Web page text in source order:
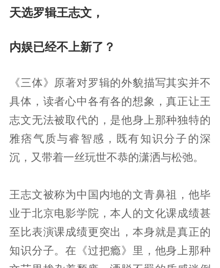
天选罗辑王志文，
内娱已经不上新了？
《三体》原著对罗辑的外貌描写其实并不
具体，读者心中各有各的想象，真正让王
志文无法被取代的，是他身上那种独特的
雅痞气质与睿智感，既有知识分子的深
沉，又带着一丝玩世不恭的潇洒与松弛。
王志文被称为中国内地的文青鼻祖，他毕
业于北京电影学院，本人的文化课成绩甚
至比表演课成绩更突出，本身就是真正的
知识分子。在《过把瘾》里，他身上那种